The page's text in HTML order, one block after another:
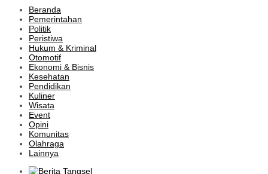
Beranda
Pemerintahan
Politik
Peristiwa
Hukum & Kriminal
Otomotif
Ekonomi & Bisnis
Kesehatan
Pendidikan
Kuliner
Wisata
Event
Opini
Komunitas
Olahraga
Lainnya